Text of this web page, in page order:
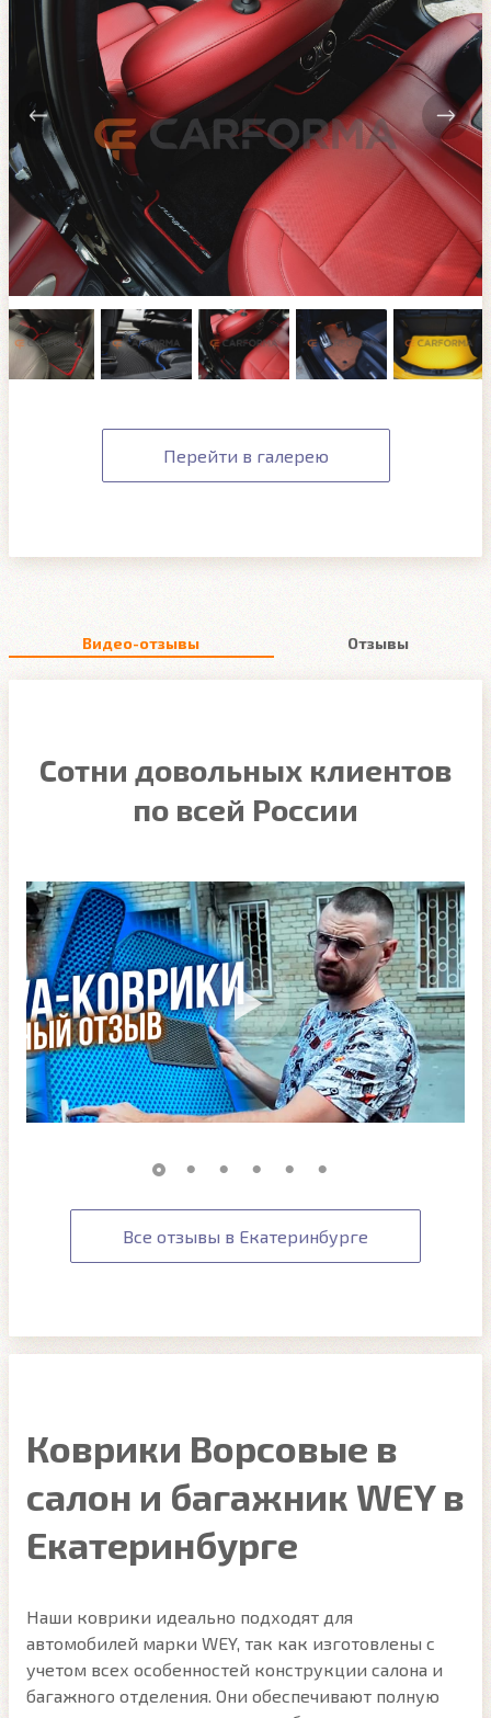
Перейти в галерею
Видео-отзывы Отзывы
Сотни довольных клиентов
по всей России
Все отзывы в Екатеринбурге
Коврики Ворсовые в
салон и багажник WEY в
Екатеринбурге
Наши коврики идеально подходят для
автомобилей марки WEY, так как изготовлены с
учетом всех особенностей конструкции салона и
багажного отделения. Они обеспечивают полную